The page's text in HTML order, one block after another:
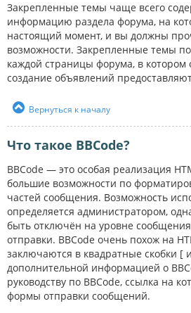
Закрепленные темы чаще всего
информацию раздела форума, на
настоящий момент, и вы должны
возможности. Закрепленные темы
каждой страницы форума, в
создание объявлений
Вернуться к началу
Что такое BBCode?
BBCode — это особая реализация
большие возможности по
частей сообщения. Возможность
определяется администратором,
быть отключён на уровне
отправки. BBCode очень похож на
заключаются в квадратные скобки [
дополнительной информацией о
руководству по BBCode, ссылка на
формы отправки сообщений.